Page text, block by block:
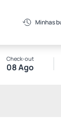
Minhas
Check-out
08 Ago